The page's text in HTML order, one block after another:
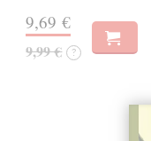
9,69 €
9,99 € ?